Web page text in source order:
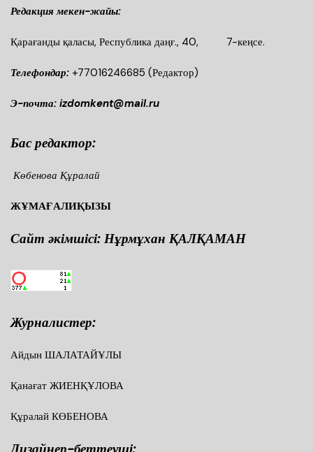
Редакция мекен-жайы:
Қарағанды қаласы, Республика даңғ., 40, 7-кеңсе.
Телефондар: +77016246685 (Редактор)
Э-почта: izdomkent@mail.ru
Бас редактор:
Көбенова Құралай
ЖҰМАҒАЛИҚЫЗЫ
Сайт әкімшісі: Нұрмұхан ҚАЛҚАМАН
Журналистер:
Айдын ШАЛАТАЙҰЛЫ
Қанағат ЖИЕНҚҰЛОВА
Құралай КӨБЕНОВА